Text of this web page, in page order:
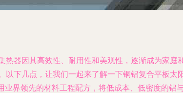
器因其高效性、耐用性和美观性，逐渐成为家
下几点，让我们一起来了解一下铜铝复合平板
界领先的材料工程配方，将低成本、低密度的